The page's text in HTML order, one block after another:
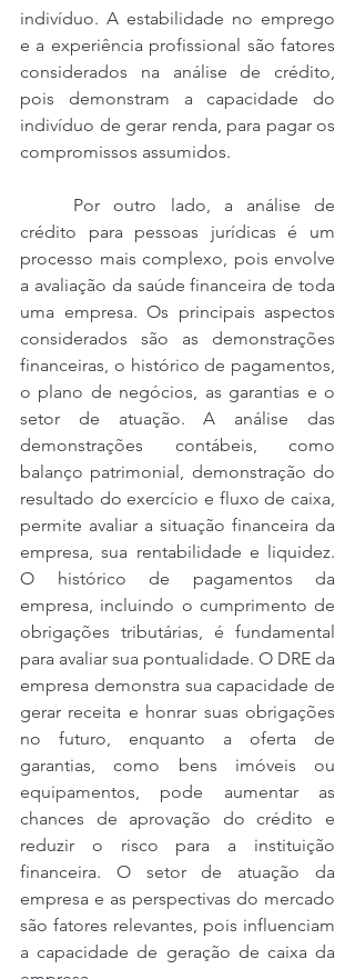
indivíduo. A estabilidade no emprego
e a experiência profissional são fatores
considerados na análise de crédito,
pois demonstram a capacidade do
indivíduo de gerar renda, para pagar os
compromissos assumidos.
crédito para pessoas jurídicas é um
processo mais complexo, pois envolve
a avaliação da saúde financeira de toda
uma empresa. Os principais aspectos
considerados são as demonstrações
financeiras, o histórico de pagamentos,
o plano de negócios, as garantias e o
setor de atuação. A análise das
demonstrações contábeis, como
balanço patrimonial, demonstração do
resultado do exercício e fluxo de caixa,
permite avaliar a situação financeira da
empresa, sua rentabilidade e liquidez.
O histórico de pagamentos da
empresa, incluindo o cumprimento de
obrigações tributárias, é fundamental
para avaliar sua pontualidade. O DRE da
empresa demonstra sua capacidade de
gerar receita e honrar suas obrigações
no futuro, enquanto a oferta de
garantias, como bens imóveis ou
equipamentos, pode aumentar as
chances de aprovação do crédito e
reduzir o risco para a instituição
financeira. O setor de atuação da
empresa e as perspectivas do mercado
são fatores relevantes, pois influenciam
a capacidade de geração de caixa da